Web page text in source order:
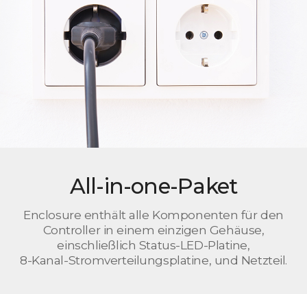
All-in-one-Paket
Enclosure enthält alle Komponenten für den
Controller in einem einzigen Gehäuse,
einschließlich Status-LED-Platine,
8-Kanal-Stromverteilungsplatine, und Netzteil.